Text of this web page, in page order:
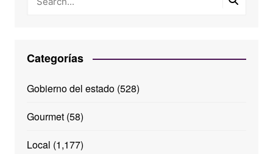
Categorías
Gobierno del estado(528)
Gourmet(58)
Local (1,177)